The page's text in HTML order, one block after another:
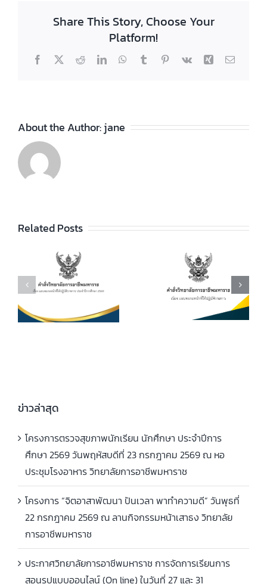
Share This Story, Choose Your
Platform!
Facebook
X RedditLinkedInWhatsApp
TumblrPinterest
Vk Xing Email
About the Author:jane
Related Posts
273/2566 เรื่อง
มอบหมายหน้าที่
ให้ปฏิบัติราชการ
คำสั่งที่
442/2565 เรื่อง
มอบหมายหน้าที่
ให้ปฏิบัติราชการ
ข่าวล่าสุด
โครงการตรวจสุขภาพนักเรียน นักศึกษา ประจำปีการ
ศึกษา 2569 วันพฤหัสบดีที่ 23 กรกฎาคม 2569 ณ หอ
ประชุมโรงอาหาร วิทยาลัยการอาชีพมหาราช
โครงการ “จิตอาสาพัฒนา ปันเวลา พาทำความดี” วันพุธที่
22 กรกฎาคม 2569 ณ ลานกิจกรรมหน้าเสาธง วิทยาลัย
การอาชีพมหาราช
ประกาศวิทยาลัยการอาชีพมหาราช การจัดการเรียนการ
สอนรูปแบบออนไลน์ (On line) ในวันที่ 27 และ 31